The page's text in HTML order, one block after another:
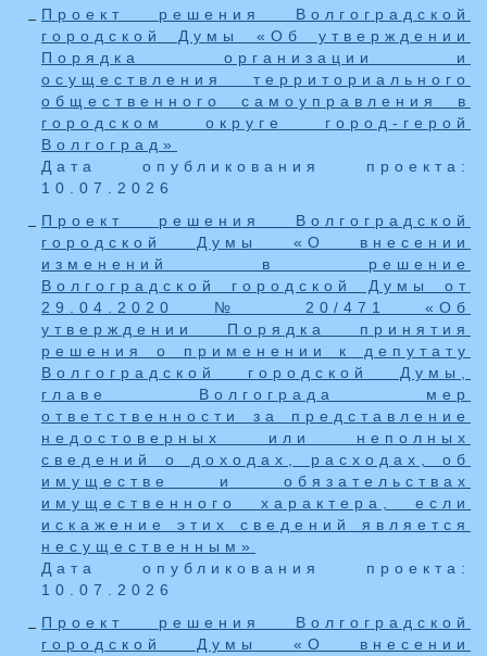
Проект решения Волгоградской
городской Думы «Об утверждении
Порядка организации и
осуществления территориального
общественного самоуправления в
городском округе город-герой
Волгоград»
Дата опубликования проекта:
10.07.2026
Проект решения Волгоградской
городской Думы «О внесении
изменений в решение
Волгоградской городской Думы от
29.04.2020 № 20/471 «Об
утверждении Порядка принятия
решения о применении к депутату
Волгоградской городской Думы,
главе Волгограда мер
ответственности за представление
недостоверных или неполных
сведений о доходах, расходах, об
имуществе и обязательствах
имущественного характера, если
искажение этих сведений является
несущественным»
Дата опубликования проекта:
10.07.2026
Проект решения Волгоградской
городской Думы «О внесении